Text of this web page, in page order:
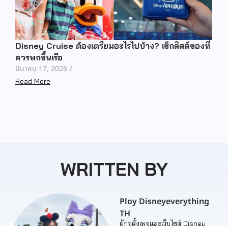
Disney Cruise ต้องเตรียมอะไรไปบ้าง? เช็กลิสต์ของที่
ควรพกขึ้นเรือ
มีนาคม 17, 2026 /
Read More
WRITTEN BY
Ploy Disneyeverything
TH
ผู้ก่อตั้งเพจและเว็บไซต์ Disney